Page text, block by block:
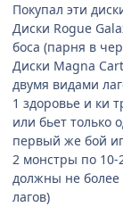
Покупал эти
Диски Rogue
боса (парня в
Диски Magna
двумя видами
1 здоровье и ки
или бьет только
первый же бой
2 монстры по 10-
должны не более
лагов)